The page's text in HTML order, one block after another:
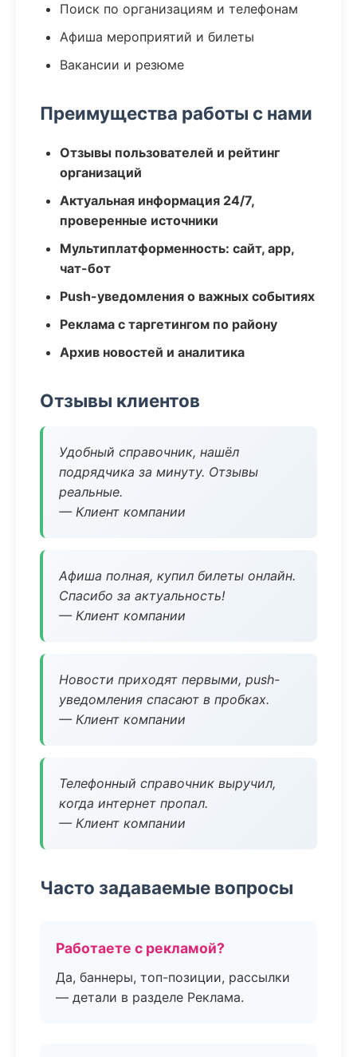
Поиск по организациям и телефонам
Афиша мероприятий и билеты
Вакансии и резюме
Преимущества работы с нами
Отзывы пользователей и рейтинг
организаций
Актуальная информация 24/7,
проверенные источники
Мультиплатформенность: сайт, app,
чат-бот
Push-уведомления о важных событиях
Реклама с таргетингом по району
Архив новостей и аналитика
Отзывы клиентов
Удобный справочник, нашёл
подрядчика за минуту. Отзывы
реальные.
— Клиент компании
Афиша полная, купил билеты онлайн.
Спасибо за актуальность!
— Клиент компании
Новости приходят первыми, push-
уведомления спасают в пробках.
— Клиент компании
Телефонный справочник выручил,
когда интернет пропал.
— Клиент компании
Часто задаваемые вопросы
Работаете с рекламой?
Да, баннеры, топ-позиции, рассылки
— детали в разделе Реклама.